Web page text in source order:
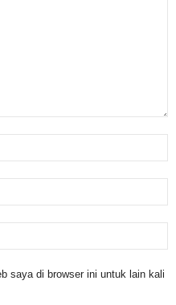
saya di browser ini untuk lain kali